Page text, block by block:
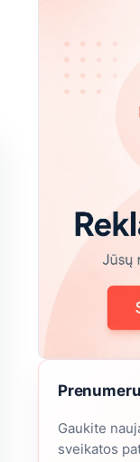
Gaukite
sveikatos